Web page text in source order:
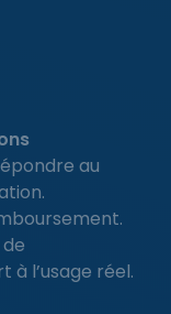
au
l’usage réel.